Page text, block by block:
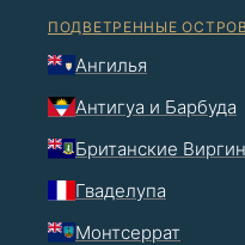
ПОДВЕТРЕННЫЕ
Ангилья
Антигуа и Барбуда
Британские
Гваделупа
Монтсеррат